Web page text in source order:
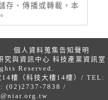
存、傳播或轉載，本
個人資料蒐集告知聲明
究與資訊中心 科技產業資訊室
Reserved.
樓（科技大樓14樓）/ TEL:
(02)2737-7838 /